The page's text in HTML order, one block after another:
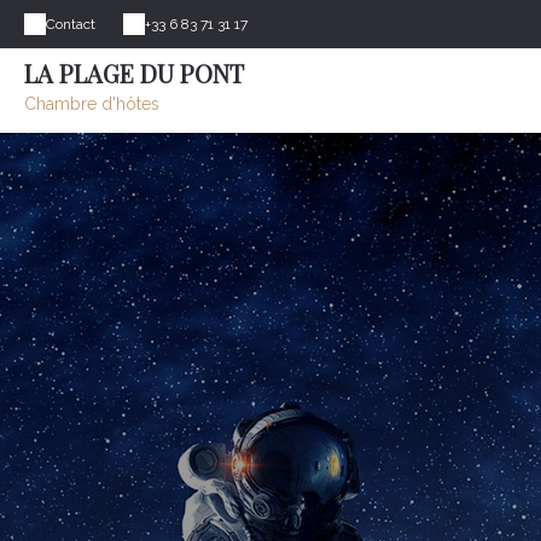
Contact +33 6 83 71 31 17
LA PLAGE DU PONT
Chambre d'hôtes